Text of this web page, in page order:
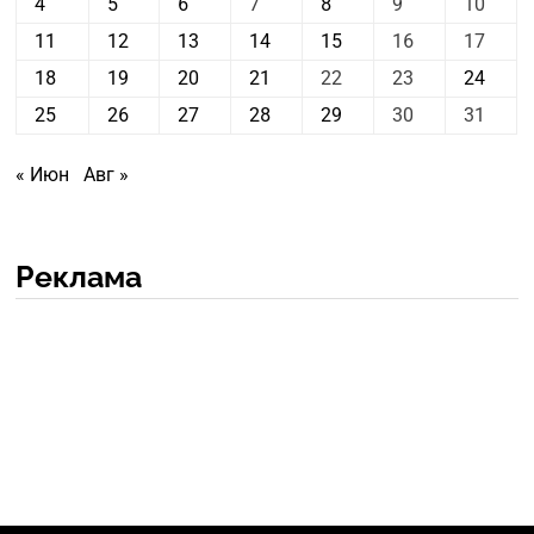
11
12 13 14 15 16
17
18
19 20 21 22 23
24
25
26 27 28 29 30 31
« Июн Авг »
Реклама